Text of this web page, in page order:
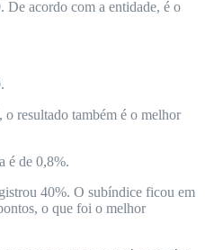
acordo com a entidade, é o
resultado também é o melhor
é de 0,8%.
40%. O subíndice ficou em
o que foi o melhor